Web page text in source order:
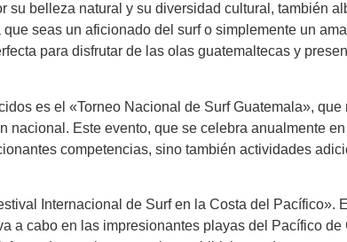
su belleza natural y su diversidad cultural, también
seas un aficionado del surf o simplemente un
para disfrutar de las olas guatemaltecas y
es el «Torneo Nacional de Surf Guatemala»,
nacional. Este evento, que se celebra anualmente
competencias, sino también actividades
Internacional de Surf en la Costa del Pacífico».
a cabo en las impresionantes playas del Pacífico